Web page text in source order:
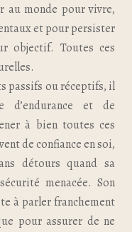
au monde pour vivre,
et pour persister
objectif. Toutes ces
passifs ou réceptifs, il
d’endurance et de
à bien toutes ces
de confiance en soi,
détours quand sa
menacée. Son
à parler franchement
pour assurer de ne